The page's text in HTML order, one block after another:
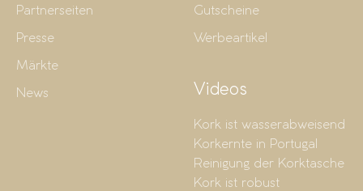
Partnerseiten
Presse
Märkte
News
Gutscheine
Werbeartikel
Videos
Kork ist wasserabweisend
Korkernte in Portugal
Reinigung der Korktasche
Kork ist robust